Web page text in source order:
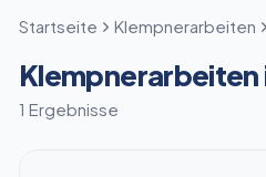
Startseite Klempnerarbeiten
Klempnerarbeiten
1 Ergebnisse